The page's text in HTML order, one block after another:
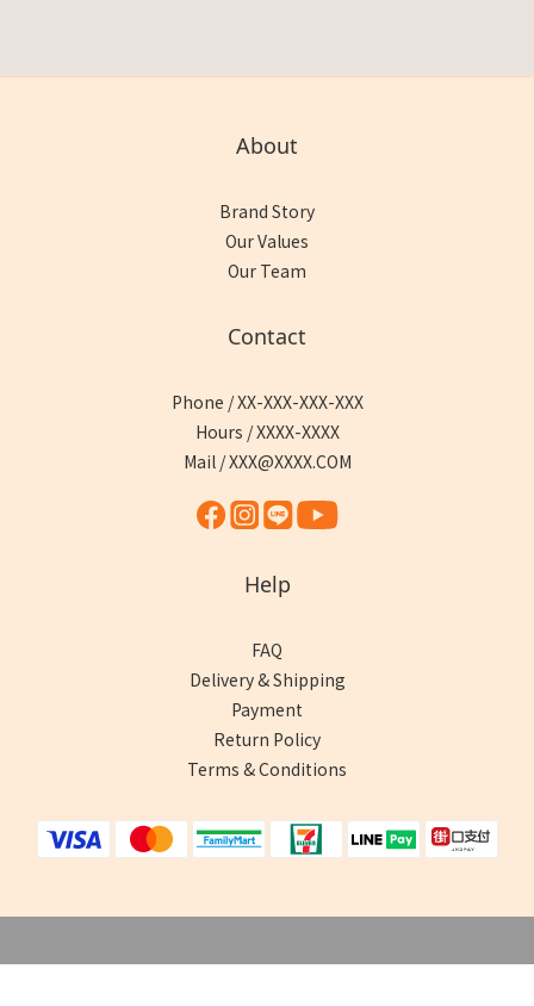
About
Brand Story
Our Values
Our Team
Contact
Phone / XX-XXX-XXX-XXX
Hours / XXXX-XXXX
Mail / XXX@XXXX.COM
Help
FAQ
Delivery & Shipping
Payment
Return Policy
Terms & Conditions